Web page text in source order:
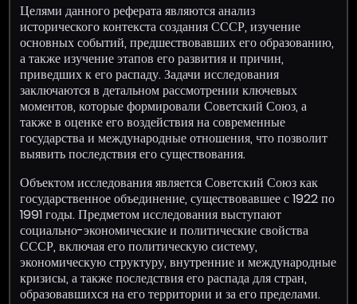
Целями данного реферата являются анализ
исторического контекста создания СССР, изучение
основных событий, предшествовавших его образованию,
а также изучение этапов его развития и причин,
приведших к его распаду. Задачи исследования
заключаются в детальном рассмотрении ключевых
моментов, которые формировали Советский Союз, а
также в оценке его воздействия на современные
государства и международные отношения, что позволит
выявить последствия его существования.
Объектом исследования является Советский Союз как
государственное объединение, существовавшее с 1922 по
1991 годы. Предметом исследования выступают
социально-экономические и политические свойства
СССР, включая его политическую систему,
экономическую структуру, внутренние и международные
кризисы, а также последствия его распада для стран,
образовавшихся на его территории и за его пределами.